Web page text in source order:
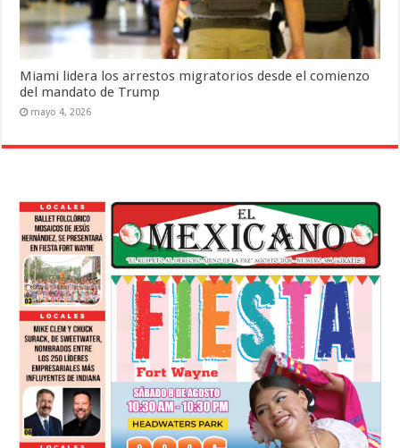
Miami lidera los arrestos migratorios desde el comienzo
del mandato de Trump
mayo 4, 2026